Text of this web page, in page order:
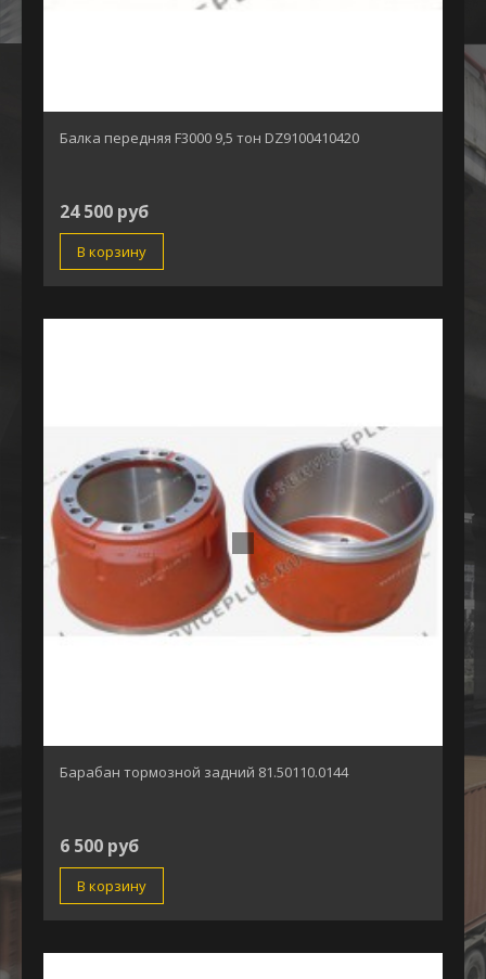
Балка передняя F3000 9,5 тон DZ9100410420
24 500 руб
В корзину
Барабан тормозной задний 81.50110.0144
6 500 руб
В корзину